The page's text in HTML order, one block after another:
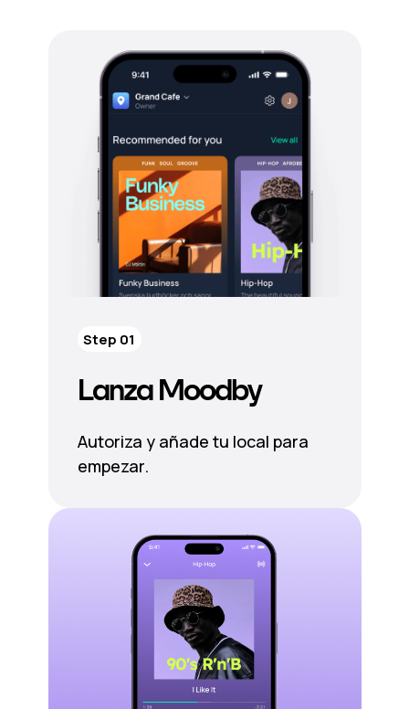
Lanza Moodby
Autoriza y añade tu local para
empezar.
Step 01